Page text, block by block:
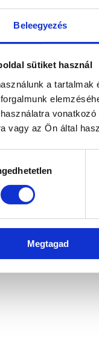
Beleegyezés
sütiket használ
a
vagy az Ön által
Megtagad
error: a client-side